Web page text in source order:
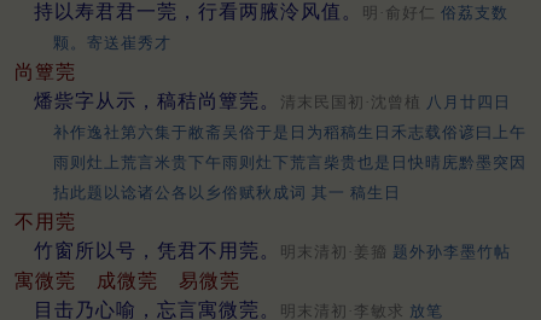
持以寿君君一莞，行看两腋泠风值。 明·俞好仁 俗荔支数
颗。寄送崔秀才
尚簟莞
燔祡字从示，稿秸尚簟莞。
清末民国初·沈曾植 八月廿四日
补作逸社第六集于敝斋吴俗于是日为稻稿生日禾志载俗谚曰上午
雨则灶上荒言米贵下午雨则灶下荒言柴贵也是日快晴庑黔墨突因
拈此题以谂诸公各以乡俗赋秋成词 其一 稿生日
不用莞
竹窗所以号，凭君不用莞。
明末清初·姜籀 题外孙李墨竹帖
寓微莞 成微莞
易微莞
目击乃心喻，忘言寓微莞。
明末清初·李敏求 放笔